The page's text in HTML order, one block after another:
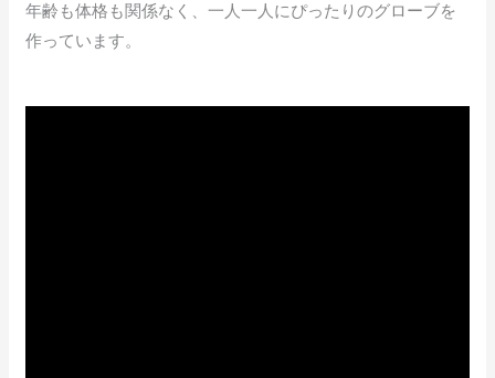
年齢も体格も関係なく、一人一人にぴったりのグローブを
作っています。